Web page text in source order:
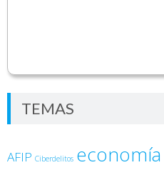
TEMAS
AFIP Ciberdelitos economía